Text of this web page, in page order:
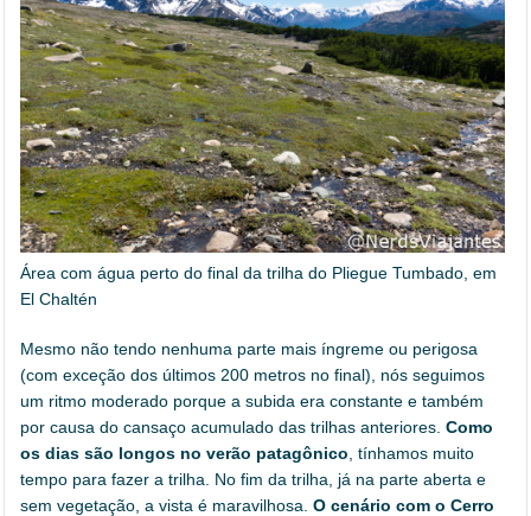
Área com água perto do final da trilha do Pliegue Tumbado, em
El Chaltén
Mesmo não tendo nenhuma parte mais íngreme ou perigosa
(com exceção dos últimos 200 metros no final), nós seguimos
um ritmo moderado porque a subida era constante e também
por causa do cansaço acumulado das trilhas anteriores.Como
os dias são longos no verão patagônico , tínhamos muito
tempo para fazer a trilha. No fim da trilha, já na parte aberta e
sem vegetação, a vista é maravilhosa.O cenário com o Cerro